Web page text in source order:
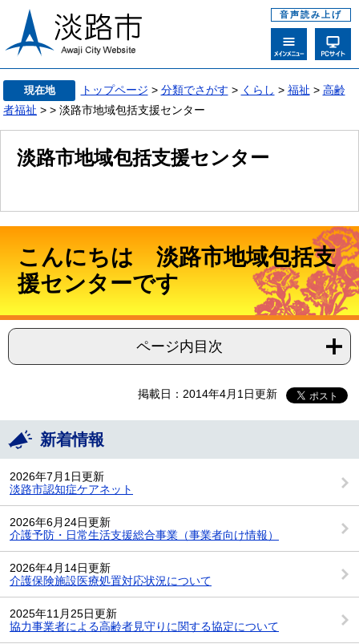
音声読み上げ
現在地 トップページ > 分類でさがす > くらし > 福祉 > 高齢
者福祉 > > 淡路市地域包括支援センター
淡路市地域包括支援センター
こんにちは 淡路市地域包括支
援センターです
ページ内目次
掲載日：2014年4月1日更新
新着情報
2026年7月1日更新
淡路市認知症ケアネット
2026年6月24日更新
介護予防・日常生活支援総合事業（事業者向け情報）
2026年4月14日更新
介護保険施設医療処置対応状況について
2025年11月25日更新
協力事業者による高齢者見守りに関する協定について